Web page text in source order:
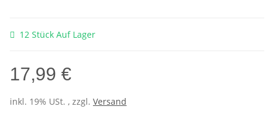
12 Stück Auf Lager
17,99 €
inkl. 19% USt. , zzgl. Versand